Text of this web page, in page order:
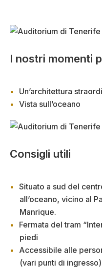
I nostri momenti
Un’architettura
Vista sull’oceano
Consigli utili
Situato a sud del
all’oceano, vicino al
Manrique.
Fermata del tram
piedi
Accessibile alle
(vari punti di ingresso)